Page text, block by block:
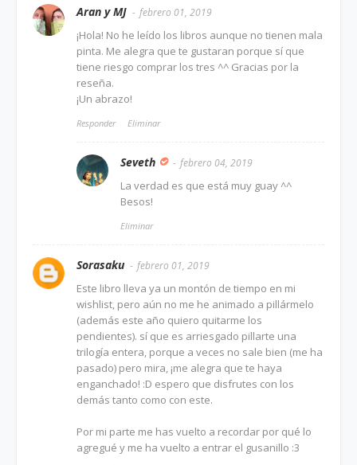
Aran y MJ febrero 01, 2019
¡Hola! No he leído los libros aunque no tienen mala
pinta. Me alegra que te gustaran porque sí que
tiene riesgo comprar los tres ^^ Gracias por la
reseña.
¡Un abrazo!
Responder Eliminar
Seveth febrero 04, 2019
La verdad es que está muy guay ^^
Besos!
Eliminar
Sorasaku febrero 01, 2019
Este libro lleva ya un montón de tiempo en mi
wishlist, pero aún no me he animado a pillármelo
(además este año quiero quitarme los
pendientes). sí que es arriesgado pillarte una
trilogía entera, porque a veces no sale bien (me ha
pasado) pero mira, ¡me alegra que te haya
enganchado! :D espero que disfrutes con los
demás tanto como con este.
Por mi parte me has vuelto a recordar por qué lo
agregué y me ha vuelto a entrar el gusanillo :3